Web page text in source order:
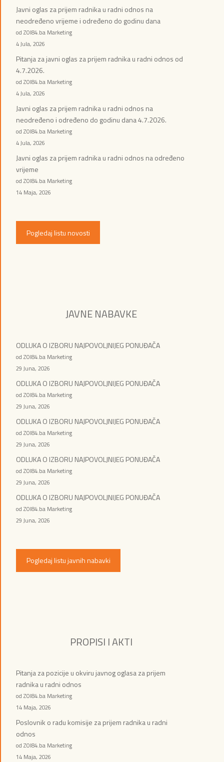
Javni oglas za prijem radnika u radni odnos na
neodređeno vrijeme i određeno do godinu dana
od ZOI84.ba Marketing
4 Jula, 2026
Pitanja za javni oglas za prijem radnika u radni odnos od
4.7.2026.
od ZOI84.ba Marketing
4 Jula, 2026
Javni oglas za prijem radnika u radni odnos na
neodređeno i određeno do godinu dana 4.7.2026.
od ZOI84.ba Marketing
4 Jula, 2026
Javni oglas za prijem radnika u radni odnos na određeno
vrijeme
od ZOI84.ba Marketing
14 Maja, 2026
Pogledaj listu novosti
JAVNE NABAVKE
ODLUKA O IZBORU NAJPOVOLJNIJEG PONUĐAČA
od ZOI84.ba Marketing
29 Juna, 2026
ODLUKA O IZBORU NAJPOVOLJNIJEG PONUĐAČA
od ZOI84.ba Marketing
29 Juna, 2026
ODLUKA O IZBORU NAJPOVOLJNIJEG PONUĐAČA
od ZOI84.ba Marketing
29 Juna, 2026
ODLUKA O IZBORU NAJPOVOLJNIJEG PONUĐAČA
od ZOI84.ba Marketing
29 Juna, 2026
ODLUKA O IZBORU NAJPOVOLJNIJEG PONUĐAČA
od ZOI84.ba Marketing
29 Juna, 2026
Pogledaj listu javnih nabavki
PROPISI I AKTI
Pitanja za pozicije u okviru javnog oglasa za prijem
radnika u radni odnos
od ZOI84.ba Marketing
14 Maja, 2026
Poslovnik o radu komisije za prijem radnika u radni
odnos
od ZOI84.ba Marketing
14 Maja, 2026